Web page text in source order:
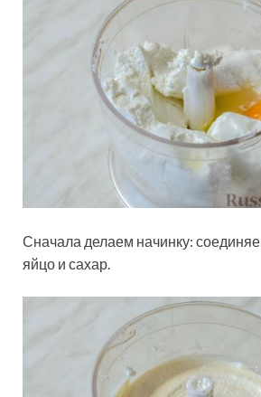
Сначала делаем начинку:
яйцо и сахар.